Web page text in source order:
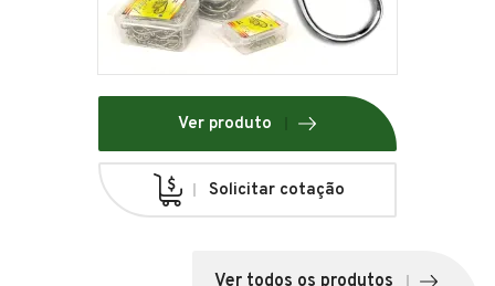
Ver produto
Solicitar cotação
Ver todos os produtos